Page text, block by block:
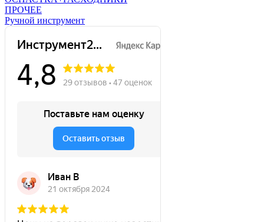
ПРОЧЕЕ
Ручной инструмент